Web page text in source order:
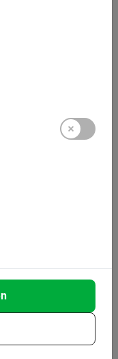
deelnemers
gids ingezet
gidsen in
de planeet: